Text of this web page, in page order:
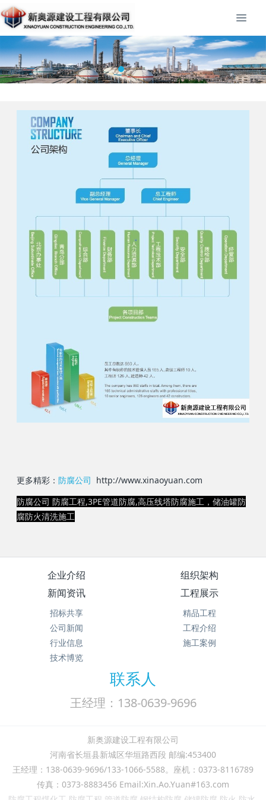
更多精彩：防腐公司 http://www.xinaoyuan.com
防腐公司 防腐工程,3PE管道防腐,高压线塔防腐施工，储油罐防
腐防火清洗施工
企业介绍
组织架构
新闻资讯
招标共享
公司新闻
行业信息
技术博览
工程展示
精品工程
工程介绍
施工案例
联系人
王经理：138-0639-9696
新奥源建设工程有限公司
河南省长垣县新城区华垣路西段 邮编:453400
王经理：138-0639-9696/133-1066-5588。座机：0373-8116789
传真：0373-8883456 Email:Xin.Ao.Yuan#163.com